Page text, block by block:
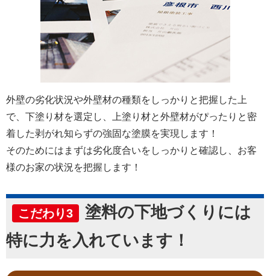
外壁の劣化状況や外壁材の種類をしっかりと把握した上
で、下塗り材を選定し、上塗り材と外壁材がぴったりと密
着した剥がれ知らずの強固な塗膜を実現します！
そのためにはまずは劣化度合いをしっかりと確認し、お客
様のお家の状況を把握します！
こだわり3
塗料の下地づくりには
特に力を入れています！